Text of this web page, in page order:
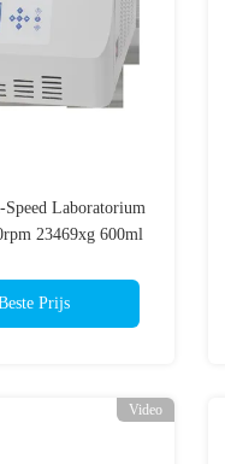
Laboratorium
23469xg 600ml
Prijs
Video